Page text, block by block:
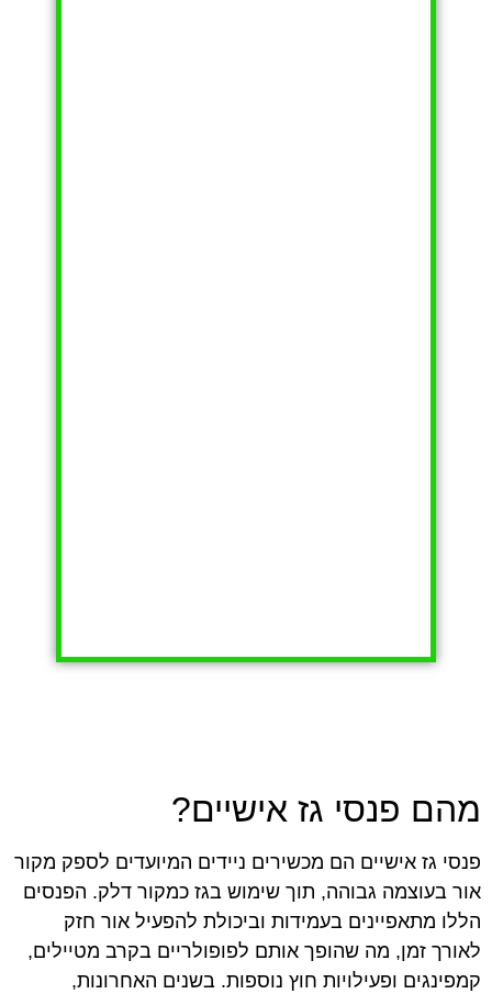
מהם פנסי גז אישיים?
פנסי גז אישיים הם מכשירים ניידים המיועדים לספק מקור
אור בעוצמה גבוהה, תוך שימוש בגז כמקור דלק. הפנסים
הללו מתאפיינים בעמידות וביכולת להפעיל אור חזק
לאורך זמן, מה שהופך אותם לפופולריים בקרב מטיילים,
קמפינגים ופעילויות חוץ נוספות. בשנים האחרונות,